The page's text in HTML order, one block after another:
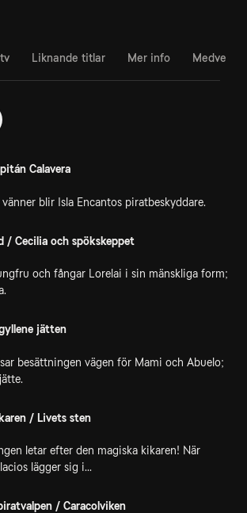
Liknande titlar Mer info
Calavera
blir Isla Encantos piratbeskyddare.
/ Cecilia och spökskeppet
och fångar Lorelai i sin mänskliga form;
jätten
besättningen vägen för Mami och Abuelo;
/ Livets sten
letar efter den magiska kikaren! När
lägger sig i...
/ Caracolviken